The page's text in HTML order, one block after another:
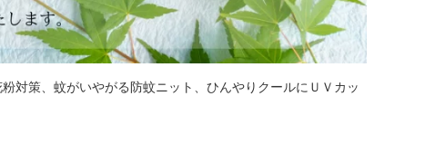
対策、蚊がいやがる防蚊ニット、ひんやりクールにＵＶカッ